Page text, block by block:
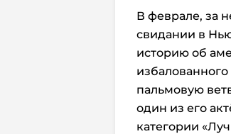
В феврале, за
свидании в
историю об
пальмовую
один из его
категории